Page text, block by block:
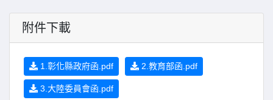
附件下載
1.彰化縣政府函.pdf 2.教育部函.pdf
3.大陸委員會函.pdf